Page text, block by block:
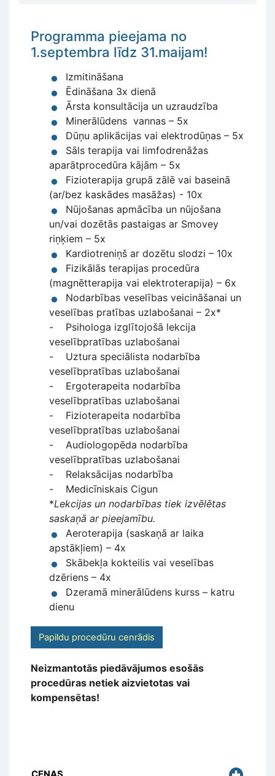
Programma pieejama no
1.septembra līdz 31.maijam!
Izmitināšana
Ēdināšana 3x dienā
Ārsta konsultācija un uzraudzība
Minerālūdens vannas – 5x
Dūņu aplikācijas vai elektrodūņas – 5x
Sāls terapija vai limfodrenāžas
aparātprocedūra kājām – 5x
Fizioterapija grupā zālē vai baseinā
(ar/bez kaskādes masāžas) - 10x
Nūjošanas apmācība un nūjošana
un/vai dozētās pastaigas ar Smovey
riņķiem – 5x
Kardiotreniņš ar dozētu slodzi – 10x
Fizikālās terapijas procedūra
(magnētterapija vai elektroterapija) – 6x
Nodarbības veselības veicināšanai un
veselības pratības uzlabošanai – 2x*
- Psihologa izglītojošā lekcija
veselībpratības uzlabošanai
- Uztura speciālista nodarbība
veselībpratības uzlabošanai
- Ergoterapeita nodarbība
veselībpratības uzlabošanai
- Fizioterapeita nodarbība
veselībpratības uzlabošanai
- Audiologopēda nodarbība
veselībpratības uzlabošanai
- Relaksācijas nodarbība
- Medicīniskais Cigun
*Lekcijas un nodarbības tiek izvēlētas
saskaņā ar pieejamību.
Aeroterapija (saskaņā ar laika
apstākļiem) – 4x
Skābekļa kokteilis vai veselības
dzēriens – 4x
Dzeramā minerālūdens kurss – katru
dienu
Papildu procedūru cenrādis
Neizmantotās piedāvājumos esošās
procedūras netiek aizvietotas vai
kompensētas!